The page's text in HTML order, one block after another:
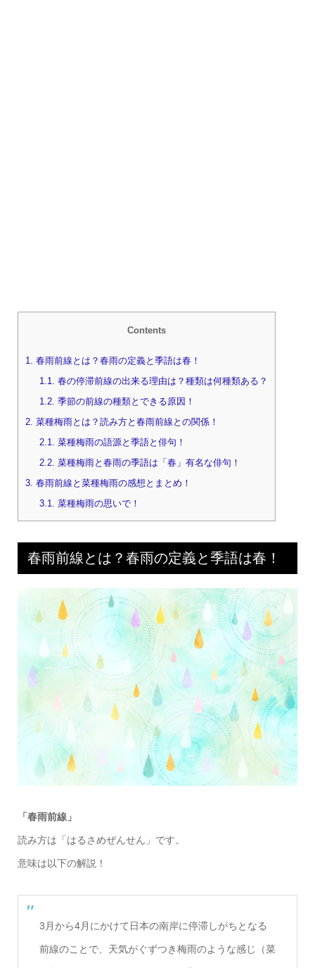
Contents
1. 春雨前線とは？春雨の定義と季語は春！
1.1. 春の停滞前線の出来る理由は？種類は何種類ある？
1.2. 季節の前線の種類とできる原因！
2. 菜種梅雨とは？読み方と春雨前線との関係！
2.1. 菜種梅雨の語源と季語と俳句！
2.2. 菜種梅雨と春雨の季語は「春」有名な俳句！
3. 春雨前線と菜種梅雨の感想とまとめ！
3.1. 菜種梅雨の思いで！
春雨前線とは？春雨の定義と季語は春！
「春雨前線」
読み方は「はるさめぜんせん」です。
意味は以下の解説！
3月から4月にかけて日本の南岸に停滞しがちとなる
前線のことで、天気がぐずつき梅雨のような感じ（菜